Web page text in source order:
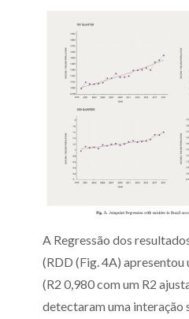
A Regressão dos
(RDD (Fig. 4A) apresentou
(R2 0,980 com um R2
detectaram uma interação